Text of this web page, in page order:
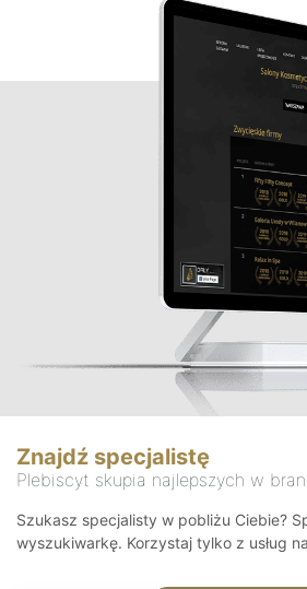
Znajdź specjalistę
Plebiscyt skupia najlepszych w
Szukasz specjalisty w pobliżu Ciebie?
wyszukiwarkę. Korzystaj tylko z usług